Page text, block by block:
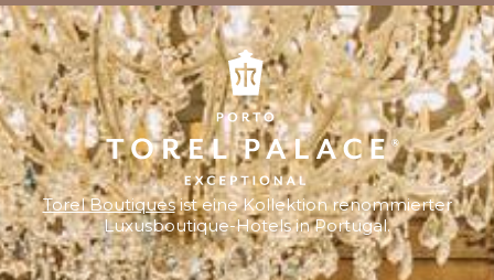
Torel Boutiquesist eine Kollektion renommierter
Luxusboutique-Hotels in Portugal.